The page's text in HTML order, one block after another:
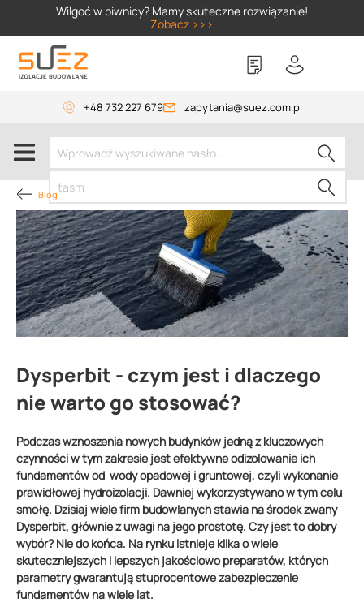
Wilgoć w piwnicy? Mamy skuteczne rozwiązanie!
Zobacz >>>
+48 732 227 679 zapytania@suez.com.pl
Blog
Dysperbit - czym jest i dlaczego
nie warto go stosować?
Podczas wznoszenia nowych budynków jedną z kluczowych
czynności w tym zakresie jest efektywne odizolowanie ich
fundamentów od wody opadowej i gruntowej, czyli wykonanie
prawidłowej hydroizolacji. Dawniej wykorzystywano w tym celu
smołę. Dzisiaj wiele firm budowlanych stawia na środek zwany
Dysperbit, głównie z uwagi na jego prostotę. Czy jest to dobry
wybór? Nie do końca. Na rynku istnieje kilka o wiele
skuteczniejszych i lepszych jakościowo preparatów, których
parametry gwarantują stuprocentowe zabezpieczenie
fundamentów na wiele lat.